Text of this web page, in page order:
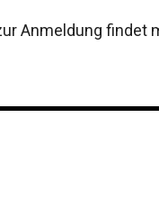
Anmeldung ­findet